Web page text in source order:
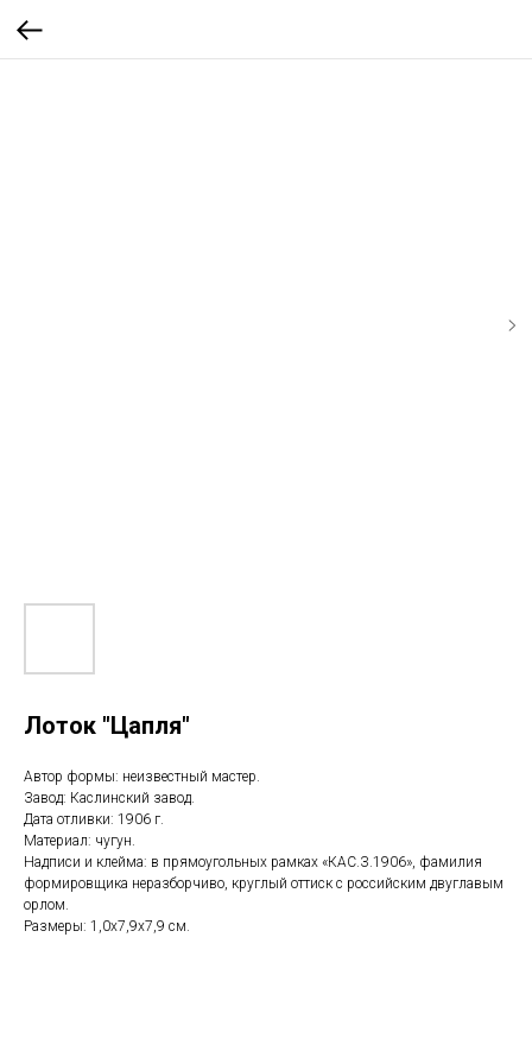
Лоток "Цапля"
Автор формы: неизвестный мастер.
Завод: Каслинский завод.
Дата отливки: 1906 г.
Материал: чугун.
Надписи и клейма: в прямоугольных рамках «КАС.З.1906», фамилия
формировщика неразборчиво, круглый оттиск с российским двуглавым
орлом.
Размеры: 1,0x7,9х7,9 см.